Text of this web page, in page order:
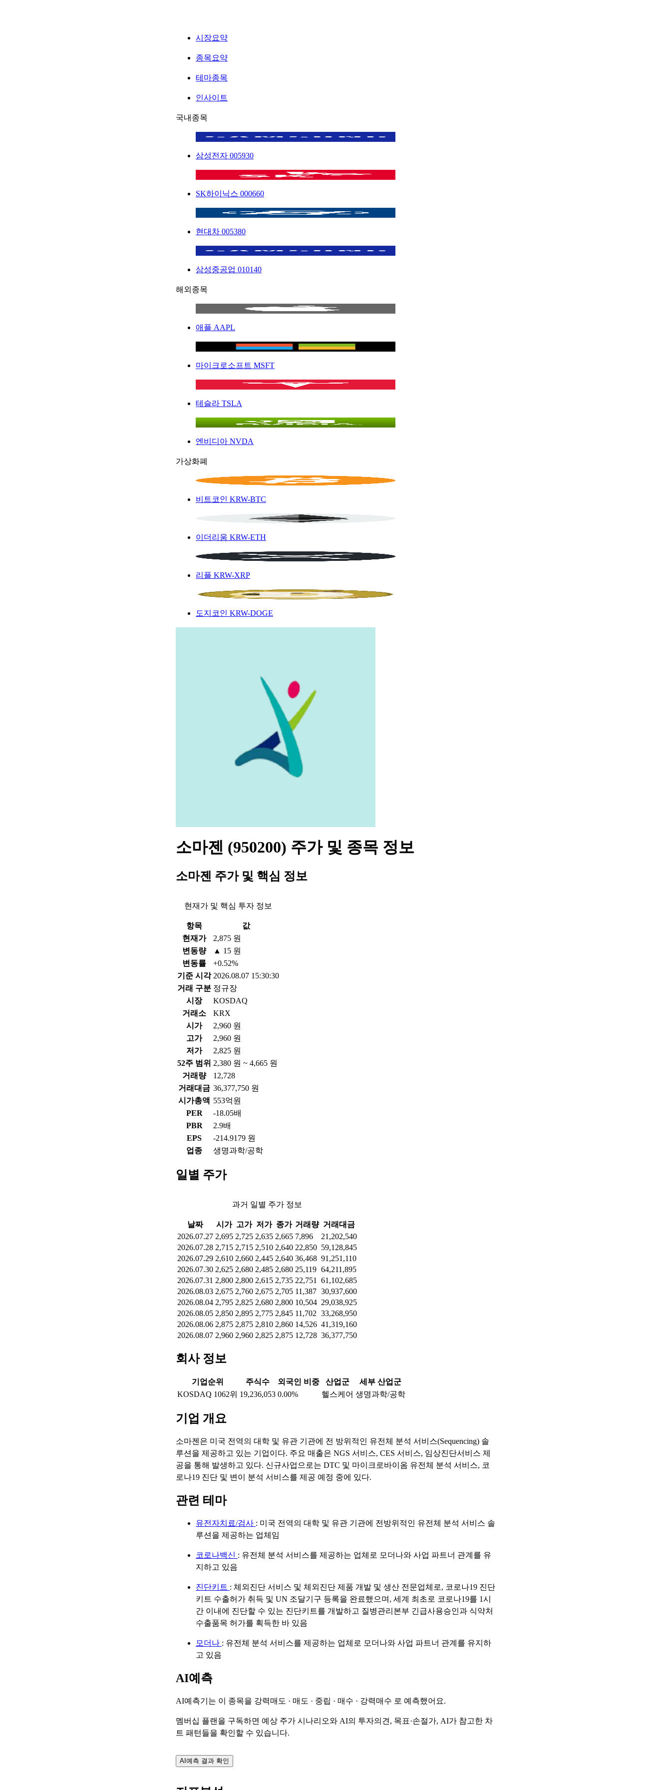
시장요약
종목요약
테마종목
인사이트
국내종목
삼성전자 005930
SK하이닉스 000660
현대차 005380
삼성중공업 010140
해외종목
애플 AAPL
마이크로소프트 MSFT
테슬라 TSLA
엔비디아 NVDA
가상화폐
비트코인 KRW-BTC
이더리움 KRW-ETH
리플 KRW-XRP
도지코인 KRW-DOGE
소마젠 (950200) 주가 및 종목 정보
소마젠 주가 및 핵심 정보
현재가 및 핵심 투자 정보
항목
값
현재가
2,875 원
변동량
▲ 15 원
변동률
+0.52%
기준 시각 2026.08.07 15:30:30
거래 구분 정규장
시장
KOSDAQ
거래소
KRX
시가
2,960 원
고가
2,960 원
저가
2,825 원
52주 범위 2,380 원 ~ 4,665 원
거래량
12,728
거래대금 36,377,750 원
시가총액 553억원
PER
-18.05배
PBR
2.9배
EPS
-214.9179 원
업종
생명과학/공학
일별 주가
과거 일별 주가 정보
날짜 시가 고가 저가 종가 거래량 거래대금
2026.07.27 2,695 2,725 2,635 2,665 7,896
21,202,540
2026.07.28 2,715 2,715 2,510 2,640 22,850 59,128,845
2026.07.29 2,610 2,660 2,445 2,640 36,468 91,251,110
2026.07.30 2,625 2,680 2,485 2,680 25,119 64,211,895
2026.07.31 2,800 2,800 2,615 2,735 22,751
61,102,685
2026.08.03 2,675 2,760 2,675 2,705 11,387 30,937,600
2026.08.04 2,795 2,825 2,680 2,800 10,504 29,038,925
2026.08.05 2,850 2,895 2,775 2,845 11,702 33,268,950
2026.08.06 2,875 2,875 2,810 2,860 14,526 41,319,160
2026.08.07 2,960 2,960 2,825 2,875 12,728 36,377,750
회사 정보
기업순위 주식수 외국인 비중 산업군
세부 산업군
KOSDAQ 1062위 19,236,053 0.00% 헬스케어 생명과학/공학
기업 개요
소마젠은 미국 전역의 대학 및 유관 기관에 전 방위적인 유전체 분석 서비스(Sequencing) 솔
루션을 제공하고 있는 기업이다. 주요 매출은 NGS 서비스, CES 서비스, 임상진단서비스 제
공을 통해 발생하고 있다. 신규사업으로는 DTC 및 마이크로바이옴 유전체 분석 서비스, 코
로나19 진단 및 변이 분석 서비스를 제공 예정 중에 있다.
관련 테마
유전자치료/검사 : 미국 전역의 대학 및 유관 기관에 전방위적인 유전체 분석 서비스 솔
루션을 제공하는 업체임
코로나백신 : 유전체 분석 서비스를 제공하는 업체로 모더나와 사업 파트너 관계를 유
지하고 있음
진단키트 : 체외진단 서비스 및 체외진단 제품 개발 및 생산 전문업체로, 코로나19 진단
키트 수출허가 취득 및 UN 조달기구 등록을 완료했으며, 세계 최초로 코로나19를 1시
간 이내에 진단할 수 있는 진단키트를 개발하고 질병관리본부 긴급사용승인과 식약처
수출품목 허가를 획득한 바 있음
모더나 : 유전체 분석 서비스를 제공하는 업체로 모더나와 사업 파트너 관계를 유지하
고 있음
AI예측
AI예측기는 이 종목을 강력매도 · 매도 · 중립 · 매수 · 강력매수 로 예측했어요.
멤버십 플랜을 구독하면 예상 주가 시나리오와 AI의 투자의견, 목표·손절가, AI가 참고한 차
트 패턴들을 확인할 수 있습니다.
AI예측 결과 확인